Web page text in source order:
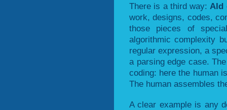
There is a third way: AId
work, designs, codes,
those pieces of
algorithmic complexity
regular expression, a
a parsing edge case.
coding: here the human
The human assembles
A clear example is any